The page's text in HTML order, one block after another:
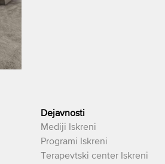
Dejavnosti
Mediji Iskreni
Programi Iskreni
Terapevtski center Iskreni